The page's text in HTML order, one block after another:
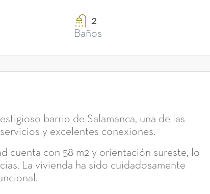
2
Baños
barrio de Salamanca, una de las
y excelentes conexiones.
cuenta con 58 m2 y orientación sureste, lo
La vivienda ha sido cuidadosamente